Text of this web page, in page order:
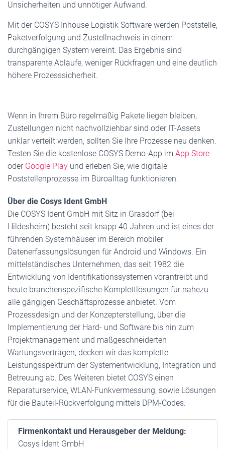
Unsicherheiten und unnötiger Aufwand.
Mit der COSYS Inhouse Logistik Software werden Poststelle,
Paketverfolgung und Zustellnachweis in einem
durchgängigen System vereint. Das Ergebnis sind
transparente Abläufe, weniger Rückfragen und eine deutlich
höhere Prozesssicherheit.
Wenn in Ihrem Büro regelmäßig Pakete liegen bleiben,
Zustellungen nicht nachvollziehbar sind oder IT-Assets
unklar verteilt werden, sollten Sie Ihre Prozesse neu denken.
Testen Sie die kostenlose COSYS Demo-App im App Store
oder Google Play und erleben Sie, wie digitale
Poststellenprozesse im Büroalltag funktionieren.
Über die Cosys Ident GmbH
Die COSYS Ident GmbH mit Sitz in Grasdorf (bei
Hildesheim) besteht seit knapp 40 Jahren und ist eines der
führenden Systemhäuser im Bereich mobiler
Datenerfassungslösungen für Android und Windows. Ein
mittelständisches Unternehmen, das seit 1982 die
Entwicklung von Identifikationssystemen vorantreibt und
heute branchenspezifische Komplettlösungen für nahezu
alle gängigen Geschäftsprozesse anbietet. Vom
Prozessdesign und der Konzepterstellung, über die
Implementierung der Hard- und Software bis hin zum
Projektmanagement und maßgeschneiderten
Wartungsverträgen, decken wir das komplette
Leistungsspektrum der Systementwicklung, Integration und
Betreuung ab. Des Weiteren bietet COSYS einen
Reparaturservice, WLAN-Funkvermessung, sowie Lösungen
für die Bauteil-Rückverfolgung mittels DPM-Codes.
Firmenkontakt und Herausgeber der Meldung:
Cosys Ident GmbH